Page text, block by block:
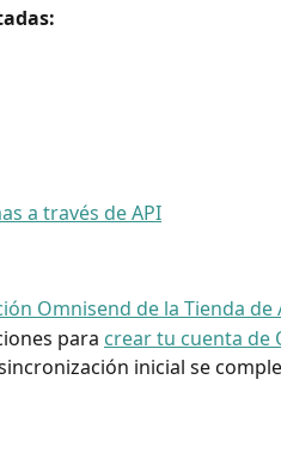
a través de API
Omnisend de la Tienda de
para crear tu cuenta de
inicial se